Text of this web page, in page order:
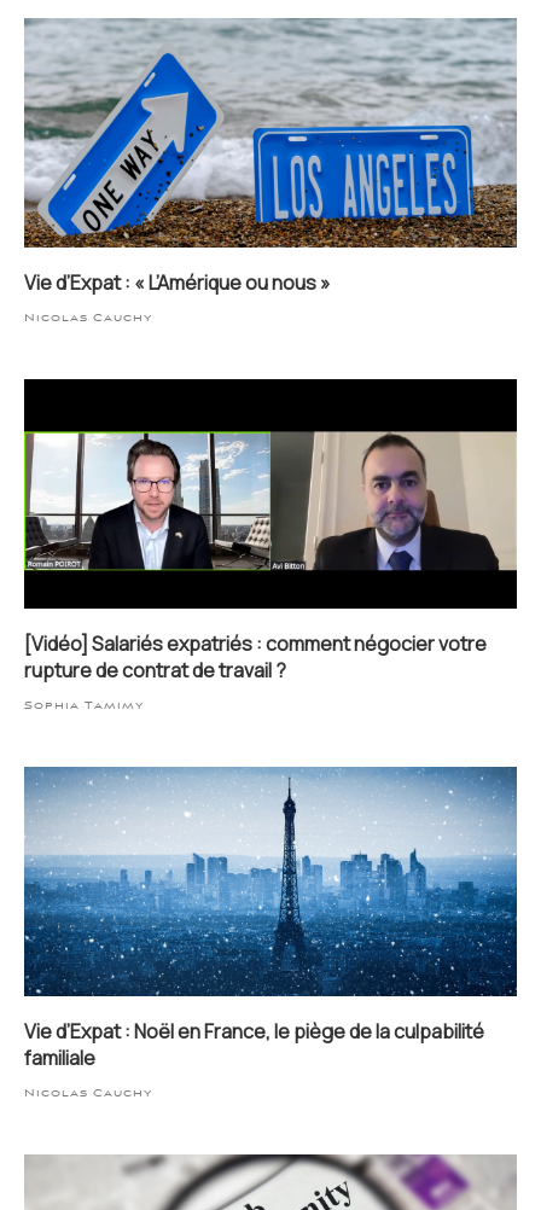
Vie d’Expat : « L’Amérique ou nous »
Nicolas Cauchy
[Vidéo] Salariés expatriés : comment négocier votre
rupture de contrat de travail ?
Sophia Tamimy
Vie d’Expat : Noël en France, le piège de la culpabilité
familiale
Nicolas Cauchy